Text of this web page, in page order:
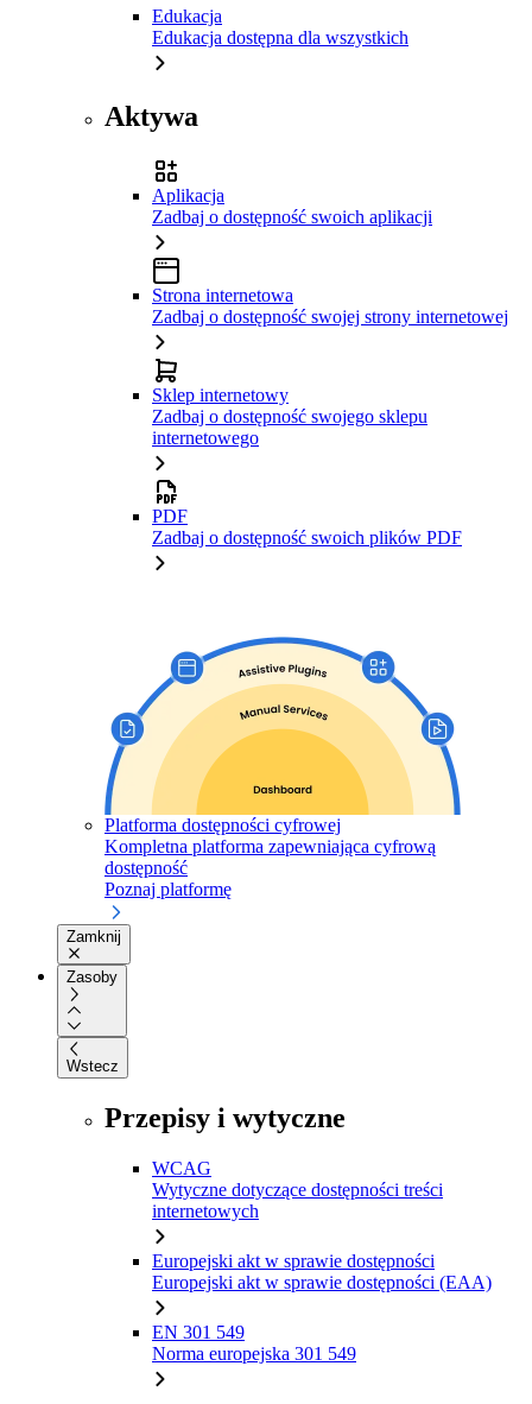
Edukacja
Edukacja dostępna dla wszystkich
Aktywa
Aplikacja
Zadbaj o dostępność swoich aplikacji
Strona internetowa
Zadbaj o dostępność swojej strony internetowej
Sklep internetowy
Zadbaj o dostępność swojego sklepu
internetowego
PDF
Zadbaj o dostępność swoich plików PDF
Platforma dostępności cyfrowej
Kompletna platforma zapewniająca cyfrową
dostępność
Poznaj platformę
Zamknij
Zasoby
Wstecz
Przepisy i wytyczne
WCAG
Wytyczne dotyczące dostępności treści
internetowych
Europejski akt w sprawie dostępności
Europejski akt w sprawie dostępności (EAA)
EN 301 549
Norma europejska 301 549